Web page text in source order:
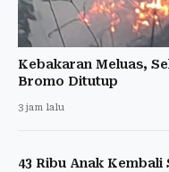
Kebakaran Meluas,
Bromo Ditutup
3 jam lalu
43 Ribu Anak